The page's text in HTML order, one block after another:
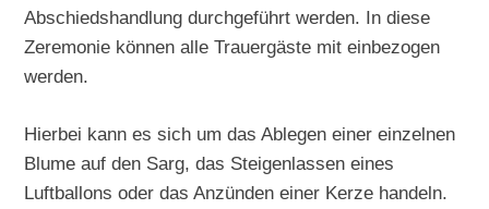
Abschiedshandlung durchgeführt werden. In diese
Zeremonie können alle Trauergäste mit einbezogen
werden.
Hierbei kann es sich um das Ablegen einer einzelnen
Blume auf den Sarg, das Steigenlassen eines
Luftballons oder das Anzünden einer Kerze handeln.